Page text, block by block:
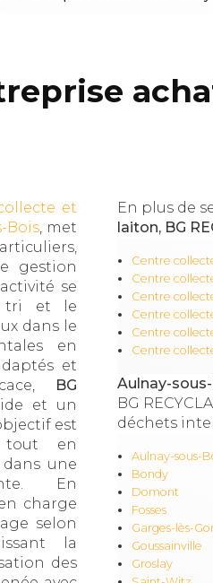
et
Bois, met
gestion
se
tri et le
dans le
en
et
BG
et un
est
tout en
une
En
charge
selon
la
des
En plus de
laiton, BG
Centre
Centre
Centre
Centre
Centre
Centre
Aulnay-
BG
déchets
Aulnay-sous-
Bondy
Domont
Fosses
Garges-lès-
Goussainville
Groslay